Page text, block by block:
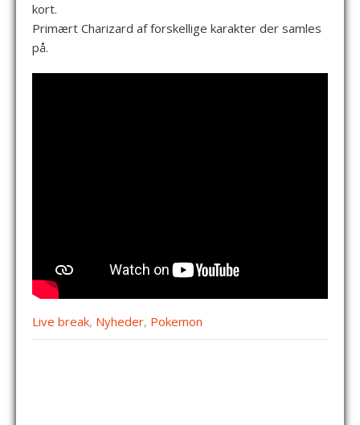
kort.
Primært Charizard af forskellige karakter der samles
på.
Live break, Nyheder, Pokemon